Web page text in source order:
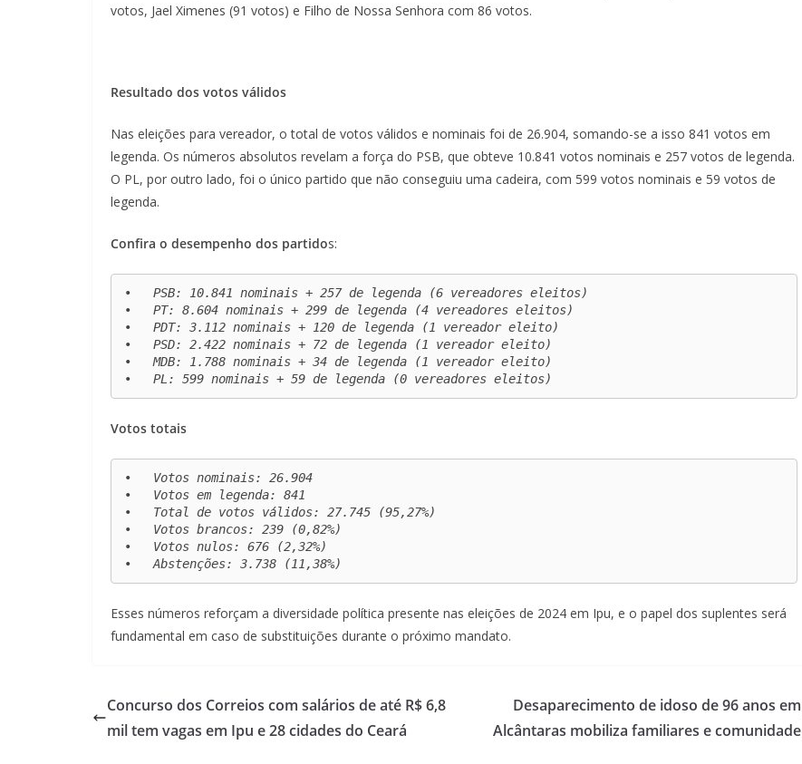
votos, Jael Ximenes (91 votos) e Filho de Nossa Senhora com 86 votos.
Resultado dos votos válidos
Nas eleições para vereador, o total de votos válidos e nominais foi de 26.904, somando-se a isso 841 votos em
legenda. Os números absolutos revelam a força do PSB, que obteve 10.841 votos nominais e 257 votos de legenda.
O PL, por outro lado, foi o único partido que não conseguiu uma cadeira, com 599 votos nominais e 59 votos de
legenda.
Confira o desempenho dos partidos:
•   PSB: 10.841 nominais + 257 de legenda (6 vereadores eleitos)
•   PT: 8.604 nominais + 299 de legenda (4 vereadores eleitos)
•   PDT: 3.112 nominais + 120 de legenda (1 vereador eleito)
•   PSD: 2.422 nominais + 72 de legenda (1 vereador eleito)
•   MDB: 1.788 nominais + 34 de legenda (1 vereador eleito)
•   PL: 599 nominais + 59 de legenda (0 vereadores eleitos)
Votos totais
•   Votos nominais: 26.904
•   Votos em legenda: 841
•   Total de votos válidos: 27.745 (95,27%)
•   Votos brancos: 239 (0,82%)
•   Votos nulos: 676 (2,32%)
•   Abstenções: 3.738 (11,38%)
Esses números reforçam a diversidade política presente nas eleições de 2024 em Ipu, e o papel dos suplentes será
fundamental em caso de substituições durante o próximo mandato.
Concurso dos Correios com salários de até R$ 6,8
mil tem vagas em Ipu e 28 cidades do Ceará
Desaparecimento de idoso de 96 anos em
Alcântaras mobiliza familiares e comunidade